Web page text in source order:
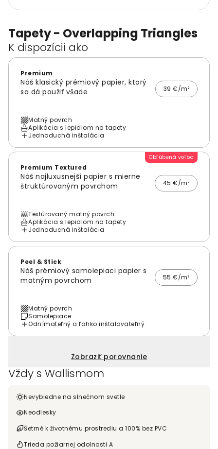
Tapety - Overlapping Triangles
K dispozícii ako
Premium
Náš klasický prémiový papier, ktorý
sa dá použiť všade
39 €/m²
Matný povrch
Aplikácia s lepidlom na tapety
Jednoduchá inštalácia
Obľúbená voľba
Premium Textured
Náš najluxusnejší papier s mierne
štruktúrovaným povrchom
45 €/m²
Textúrovaný matný povrch
Aplikácia s lepidlom na tapety
Jednoduchá inštalácia
Peel & Stick
Náš prémiový samolepiaci papier s
matným povrchom
55 €/m²
Matný povrch
Samolepiace
Odnímateľný a ľahko inštalovateľný
Zobraziť porovnanie
Vždy s Wallismom
Nevybledne na slnečnom svetle
Neodlesky
Šetrné k životnému prostrediu a 100% bez PVC
Trieda požiarnej odolnosti A